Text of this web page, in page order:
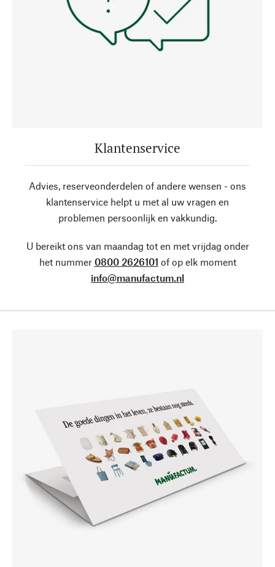
Klantenservice
Advies, reserveonderdelen of andere wensen - ons
klantenservice helpt u met al uw vragen en
problemen persoonlijk en vakkundig.
U bereikt ons van maandag tot en met vrijdag onder
het nummer 0800 2626101 of op elk moment
info@manufactum.nl